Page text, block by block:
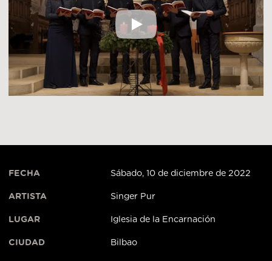
Singer Pur-
FECHA Sábado, 10 de diciembre de 2022
ARTISTA Singer Pur
LUGAR Iglesia de la Encarnación
CIUDAD Bilbao